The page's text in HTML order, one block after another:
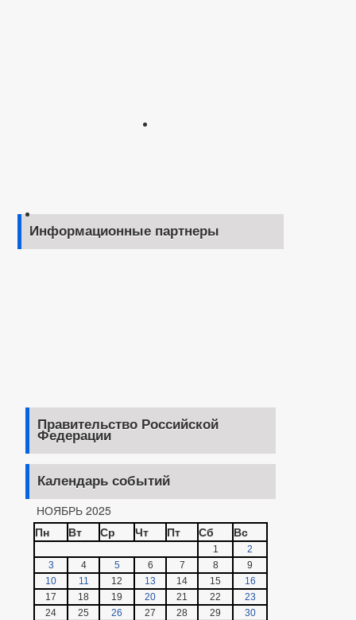
Информационные партнеры
Правительство Российской
Федерации
Календарь событий
НОЯБРЬ 2025
Пн
Вт Ср Чт Пт Сб Вс
1
2
3
4 5 6 7 8
9
10
11 12 13 14 15
16
17
18 19 20 21 22
23
24
25 26 27 28 29 30